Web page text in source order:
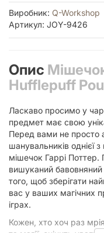
Виробник: Q-Workshop
Артикул: JOY-9426
Опис
Hufflepuff
Ласкаво просимо у
предмет має свою
Перед вами не просто
шанувальників однієї
мішечок Гаррі
вишуканий
того, щоб зберігати
вас у ваших магічних
іграх.
Кожен, хто хоч раз